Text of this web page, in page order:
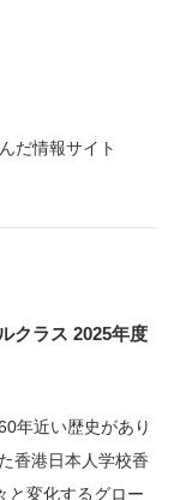
だ情報サイト
クラス 2025年度
年近い歴史があり
⾹港⽇本⼈学校⾹
と変化するグロー